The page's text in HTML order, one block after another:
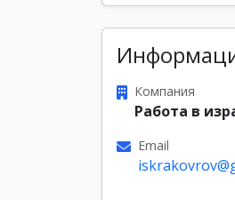
Компания
Работа в
Email